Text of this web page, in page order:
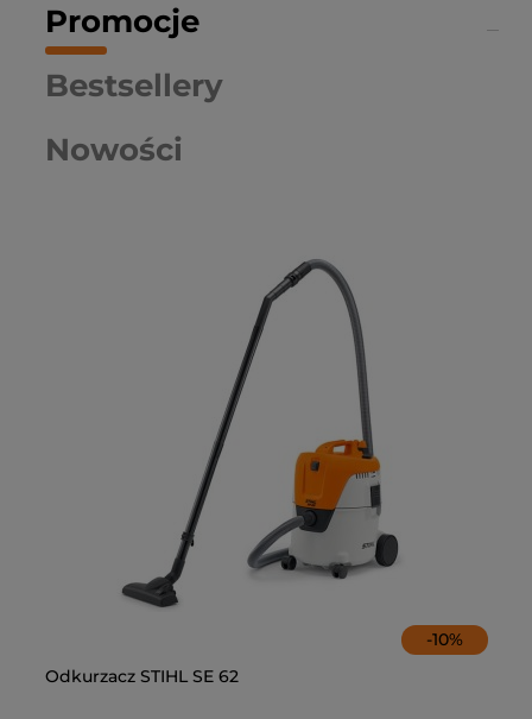
Promocje
Nowości
Bestsellery
-10%
Odkurzacz STIHL SE 62